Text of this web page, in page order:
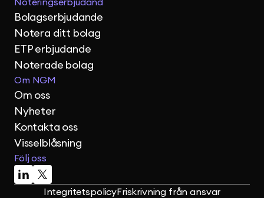
Bolagserbjudande
Notera ditt bolag
ETP erbjudande
Noterade bolag
Om NGM
Om oss
Nyheter
Kontakta oss
Visselblåsning
Följ oss
IntegritetspolicyFriskrivning från ansvar